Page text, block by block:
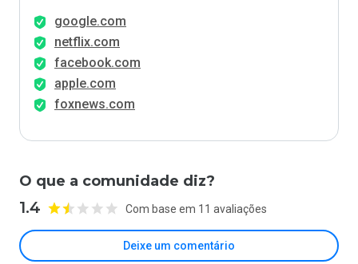
google.com
netflix.com
facebook.com
apple.com
foxnews.com
O que a comunidade diz?
1.4 Com base em 11 avaliações
Deixe um comentário